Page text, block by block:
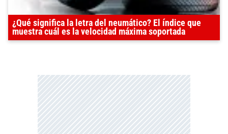
¿Qué significa la letra del neumático? El índice que
muestra cuál es la velocidad máxima soportada